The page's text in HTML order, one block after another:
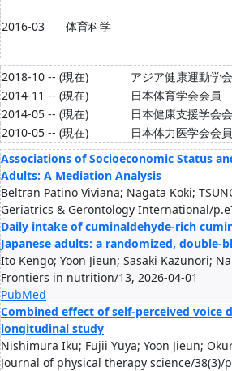
2016-03
体育科学
2018-10 -- (現在)
アジア健康運動学会
2014-11 -- (現在)
日本体育学会会員
2014-05 -- (現在)
日本健康支援学会
2010-05 -- (現在)
日本体力医学会会員
Associations of Socioeconomic Status
Adults: A Mediation Analysis
Beltran Patino Viviana; Nagata Koki;
Geriatrics & Gerontology International/
Daily intake of cuminaldehyde-rich
Japanese adults: a randomized,
Ito Kengo; Yoon Jieun; Sasaki Kazunori;
Frontiers in nutrition/13, 2026-04-01
PubMed
Combined effect of self-perceived voice
longitudinal study
Nishimura Iku; Fujii Yuya; Yoon Jieun;
Journal of physical therapy science/38(3)/